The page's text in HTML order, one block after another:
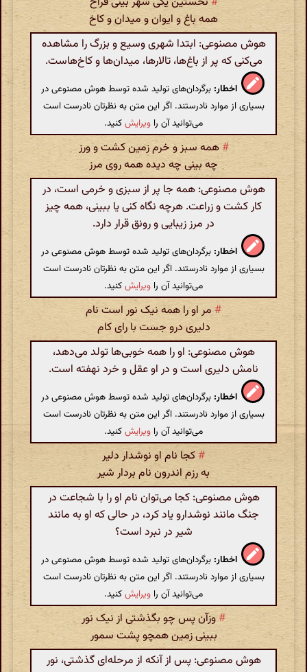
همه باغ و ایوان و میدان و کاخ
هوش مصنوعی: ابتدا شهری وسیع و بزرگ را مشاهده
می‌کنی که پر از باغ‌ها، تالارها، میدان‌ها و کاخ‌هاست.
اخطار: برگردان‌های تولید شده توسط هوش مصنوعی در
بسیاری از موارد نادرستند. اگر این متن به نظرتان نادرست است
می‌توانید آن را ویرایشکنید.
#همه سبز و خرم زمین کشت و ورز
چه بینی چه دیده همه روی مرز
هوش مصنوعی: همه جا پر از سبزی و خرمی است، در
کار کشت و زراعت. هرچه نگاه کنی یا ببینی، همه چیز
در مرز زیبایی و رونق قرار دارد.
اخطار: برگردان‌های تولید شده توسط هوش مصنوعی در
بسیاری از موارد نادرستند. اگر این متن به نظرتان نادرست است
می‌توانید آن را ویرایشکنید.
# مر او را همه نیک نور است نام
دلیری درو جست با رای کام
هوش مصنوعی: او را همه خوبی‌ها تولد می‌دهد،
نامش دلیری است و در او عقل و خرد نهفته است.
اخطار: برگردان‌های تولید شده توسط هوش مصنوعی در
بسیاری از موارد نادرستند. اگر این متن به نظرتان نادرست است
می‌توانید آن را ویرایشکنید.
# کجا نام او نوشدار دلیر
به رزم اندرون نام بردار شیر
هوش مصنوعی: کجا می‌توان نام او را با شجاعت در
جنگ مانند نوشدارو یاد کرد، در حالی که او به مانند
شیر در نبرد است؟
اخطار: برگردان‌های تولید شده توسط هوش مصنوعی در
بسیاری از موارد نادرستند. اگر این متن به نظرتان نادرست است
می‌توانید آن را ویرایشکنید.
#وزآن پس چو بگذشتی از نیک نور
ببینی زمین همچو پشت سمور
هوش مصنوعی: پس از آنکه از مرحله‌ای گذشتی، نور